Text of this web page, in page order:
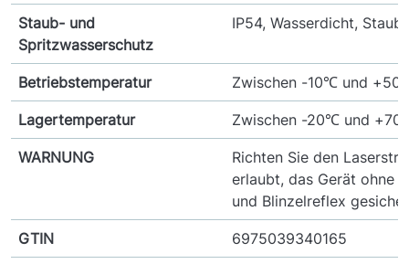
Staub- und
Spritzwasserschutz
IP54, Wasserdicht,
Betriebstemperatur Zwischen -10℃ und
Lagertemperatur Zwischen -20℃ und
WARNUNG
Richten Sie den
erlaubt, das Gerät ohne
und Blinzelreflex
GTIN 6975039340165